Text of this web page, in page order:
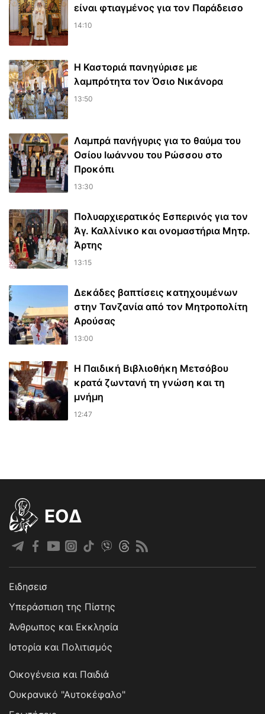
είναι φτιαγμένος για τον Παράδεισο
14:10
Η Καστοριά πανηγύρισε με
λαμπρότητα τον Όσιο Νικάνορα
13:50
Λαμπρά πανήγυρις για το θαύμα του
Οσίου Ιωάννου του Ρώσσου στο
Προκόπι
13:30
Πολυαρχιερατικός Εσπερινός για τον
Άγ. Καλλίνικο και ονομαστήρια Μητρ.
Άρτης
13:15
Δεκάδες βαπτίσεις κατηχουμένων
στην Τανζανία από τον Μητροπολίτη
Αρούσας
13:00
Η Παιδική Βιβλιοθήκη Μετσόβου
κρατά ζωντανή τη γνώση και τη
μνήμη
12:47
EOΔ
Ειδησεισ
Υπεράσπιση της Πίστης
Άνθρωπος και Εκκλησία
Ιστορία και Πολιτισμός
Οικογένεια και Παιδιά
Ουκρανικό "Αυτοκέφαλο"